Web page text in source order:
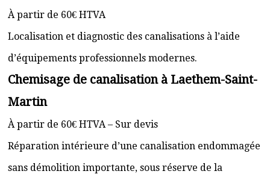
À partir de 60€ HTVA
Localisation et diagnostic des canalisations à l’aide
d’équipements professionnels modernes.
Chemisage de canalisation à Laethem-Saint-
Martin
À partir de 60€ HTVA – Sur devis
Réparation intérieure d’une canalisation endommagée
sans démolition importante, sous réserve de la